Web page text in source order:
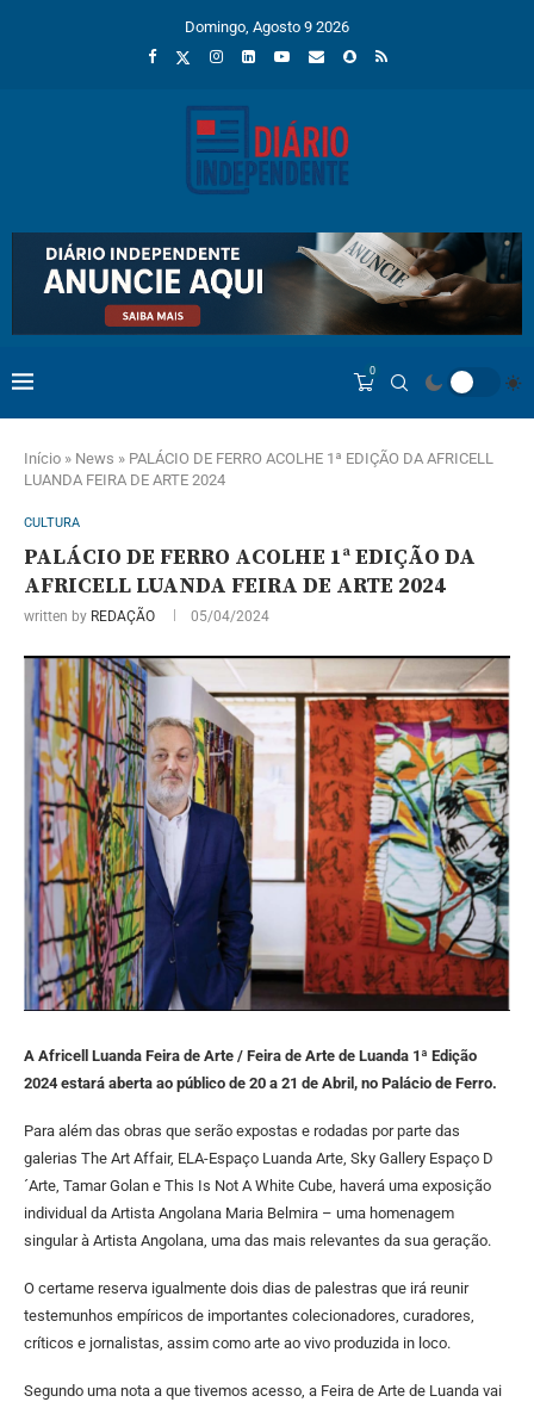
Domingo, Agosto 9 2026
0
Início » News » PALÁCIO DE FERRO ACOLHE 1ª EDIÇÃO DA AFRICELL
LUANDA FEIRA DE ARTE 2024
CULTURA
PALÁCIO DE FERRO ACOLHE 1ª EDIÇÃO DA
AFRICELL LUANDA FEIRA DE ARTE 2024
written by REDAÇÃO 05/04/2024
A Africell Luanda Feira de Arte / Feira de Arte de Luanda 1ª Edição
2024 estará aberta ao público de 20 a 21 de Abril, no Palácio de Ferro.
Para além das obras que serão expostas e rodadas por parte das
galerias The Art Affair, ELA-Espaço Luanda Arte, Sky Gallery Espaço D
´Arte, Tamar Golan e This Is Not A White Cube, haverá uma exposição
individual da Artista Angolana Maria Belmira – uma homenagem
singular à Artista Angolana, uma das mais relevantes da sua geração.
O certame reserva igualmente dois dias de palestras que irá reunir
testemunhos empíricos de importantes colecionadores, curadores,
críticos e jornalistas, assim como arte ao vivo produzida in loco.
Segundo uma nota a que tivemos acesso, a Feira de Arte de Luanda vai